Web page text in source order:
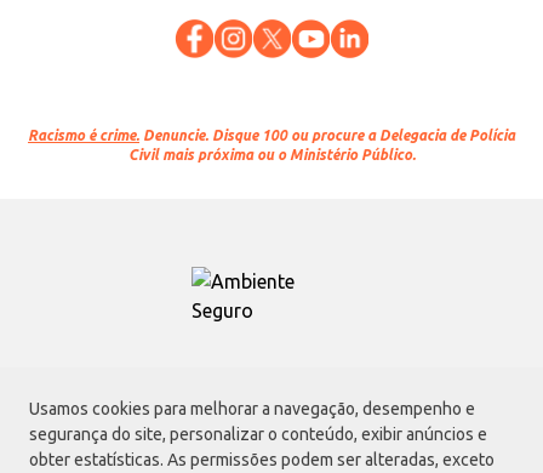
Usamos cookies para melhorar a navegação, desempenho e
segurança do site, personalizar o conteúdo, exibir anúncios e
obter estatísticas. As permissões podem ser alteradas, exceto
Racismo é crime. Denuncie. Disque 100 ou procure a Delegacia de Polícia
Civil mais próxima ou o Ministério Público.
Atacadão S.A.
Avenida Morvan Dias de Figueiredo, 6169, Vila Maria, São Paulo - SP | CEP
02170-901 | CNPJ: 75.315.333/0001-09